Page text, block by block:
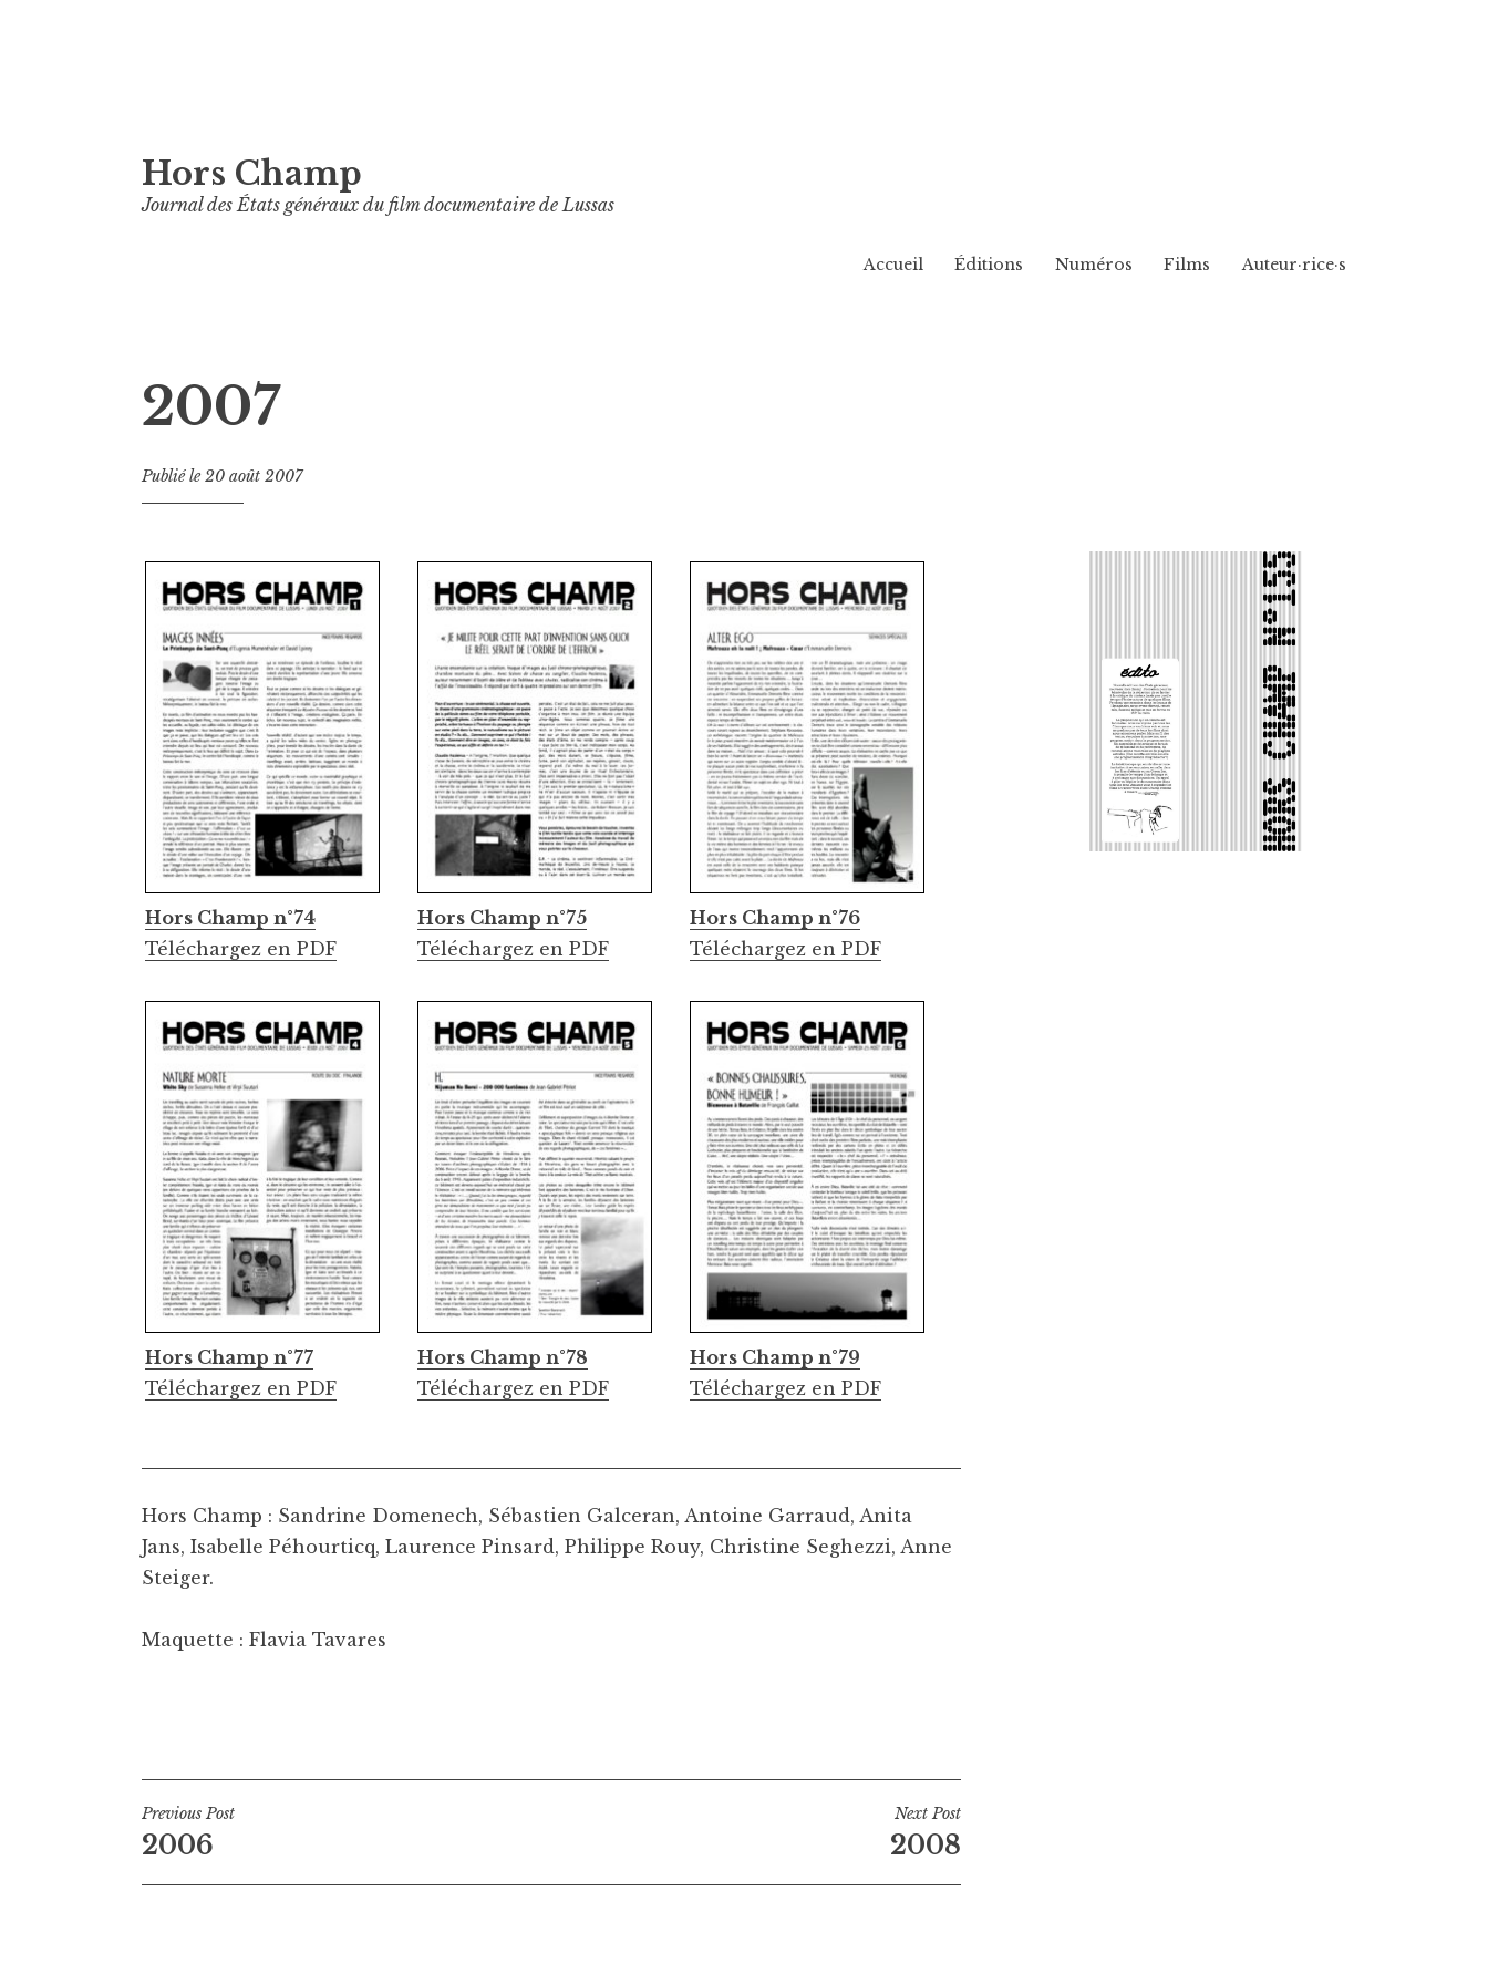
au
contenu
Hors Champ
Journal des États généraux du film documentaire de Lussas
Accueil Éditions Numéros Films Auteur·rice·s
2007
Publié le20 août 2007
Hors Champ n°74
Téléchargez en PDF
Hors Champ n°75
Téléchargez en PDF
Hors Champ n°76
Téléchargez en PDF
Hors Champ n°77
Téléchargez en PDF
Hors Champ n°78
Téléchargez en PDF
Hors Champ n°79
Téléchargez en PDF
Hors Champ : Sandrine Domenech, Sébastien Galceran, Antoine Garraud, Anita
Jans, Isabelle Péhourticq, Laurence Pinsard, Philippe Rouy, Christine Seghezzi, Anne
Steiger.
Maquette : Flavia Tavares
Navigation
de
Previous Post
2006
Next Post
2008